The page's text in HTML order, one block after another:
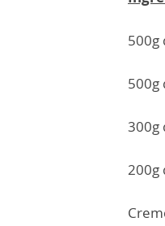
500g
500g
300g
200g